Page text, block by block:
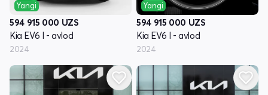
Yangi
594 915 000 UZS
Kia EV6 I - avlod
2024
Yangi
594 915 000 UZS
Kia EV6 I - avlod
2024